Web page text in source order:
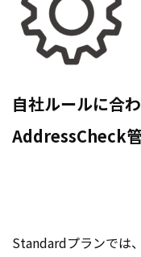
自社ルールに合
AddressCheck
Standardプランでは